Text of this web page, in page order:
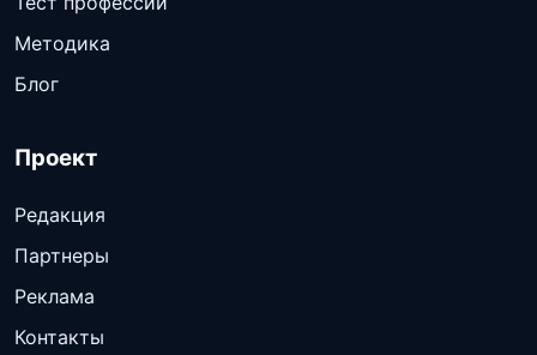
Методика
Блог
Проект
Редакция
Партнеры
Реклама
Контакты